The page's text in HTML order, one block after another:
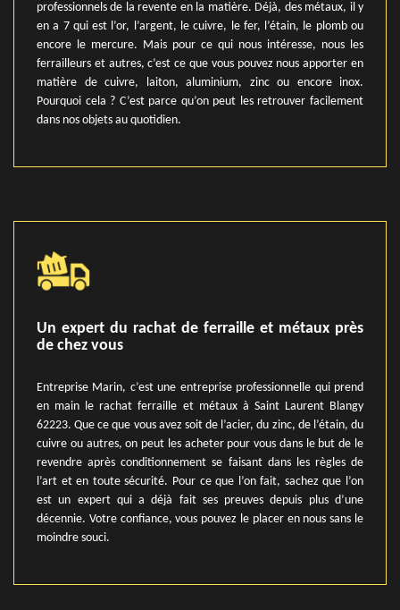
professionnels de la revente en la matière. Déjà, des métaux, il y
en a 7 qui est l’or, l’argent, le cuivre, le fer, l’étain, le plomb ou
encore le mercure. Mais pour ce qui nous intéresse, nous les
ferrailleurs et autres, c’est ce que vous pouvez nous apporter en
matière de cuivre, laiton, aluminium, zinc ou encore inox.
Pourquoi cela ? C’est parce qu’on peut les retrouver facilement
dans nos objets au quotidien.
Un expert du rachat de ferraille et métaux près
de chez vous
Entreprise Marin, c’est une entreprise professionnelle qui prend
en main le rachat ferraille et métaux à Saint Laurent Blangy
62223. Que ce que vous avez soit de l’acier, du zinc, de l’étain, du
cuivre ou autres, on peut les acheter pour vous dans le but de le
revendre après conditionnement se faisant dans les règles de
l’art et en toute sécurité. Pour ce que l’on fait, sachez que l’on
est un expert qui a déjà fait ses preuves depuis plus d’une
décennie. Votre confiance, vous pouvez le placer en nous sans le
moindre souci.